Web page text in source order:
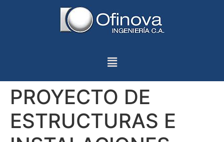
PROYECTO DE
ESTRUCTURAS E